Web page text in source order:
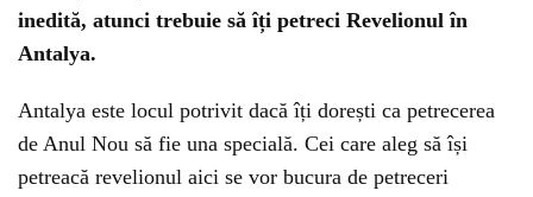
inedită, atunci trebuie să îți petreci Revelionul în
Antalya.
Antalya este locul potrivit dacă îți dorești ca petrecerea
de Anul Nou să fie una specială. Cei care aleg să își
petreacă revelionul aici se vor bucura de petreceri